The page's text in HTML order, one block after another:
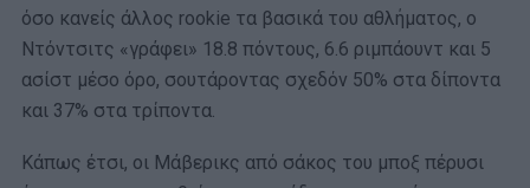
όσο κανείς άλλος rookie τα βασικά του αθλήματος, ο
Ντόντσιτς «γράφει» 18.8 πόντους, 6.6 ριμπάουντ και 5
ασίστ μέσο όρο, σουτάροντας σχεδόν 50% στα δίποντα
και 37% στα τρίποντα.
Κάπως έτσι, οι Μάβερικς από σάκος του μποξ πέρυσι